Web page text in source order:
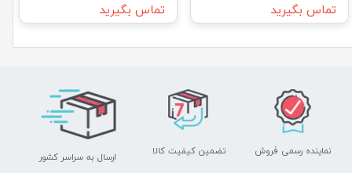
تماس بگیرید
تماس بگیرید
ارسال به سراسر کشور تضمین کیفیت کالا نماینده رسمی فروش